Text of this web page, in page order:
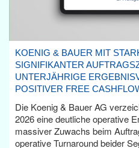
KOENIG & BAUER MIT
SIGNIFIKANTER
UNTERJÄHRIGE
POSITIVER FREE
Die Koenig & Bauer AG
2026 eine deutliche operative
massiver Zuwachs beim
operative Turnaround beider